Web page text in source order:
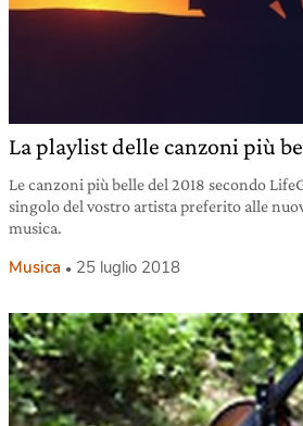
La playlist delle canzoni più
Le canzoni più belle del 2018 secondo
singolo del vostro artista preferito alle
musica.
Musica 25 luglio 2018